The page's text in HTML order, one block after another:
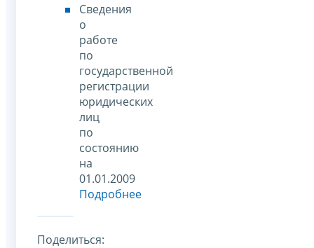
Сведения
о
работе
по
государственной
регистрации
юридических
лиц
по
состоянию
на
01.01.2009
Подробнее
Поделиться: